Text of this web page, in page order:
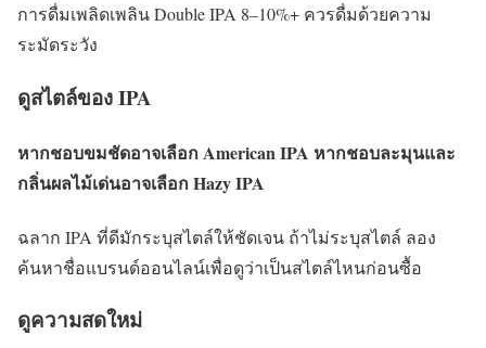
การดื่มเพลิดเพลิน Double IPA 8–10%+ ควรดื่มด้วยความ
ระมัดระวัง
ดูสไตล์ของ IPA
หากชอบขมชัดอาจเลือก American IPA หากชอบละมุนและ
กลิ่นผลไม้เด่นอาจเลือก Hazy IPA
ฉลาก IPA ที่ดีมักระบุสไตล์ให้ชัดเจน ถ้าไม่ระบุสไตล์ ลอง
ค้นหาชื่อแบรนด์ออนไลน์เพื่อดูว่าเป็นสไตล์ไหนก่อนซื้อ
ดูความสดใหม่